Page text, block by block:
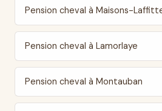
Pension cheval à Maisons-
Pension cheval à Lamorlaye
Pension cheval à Montauban